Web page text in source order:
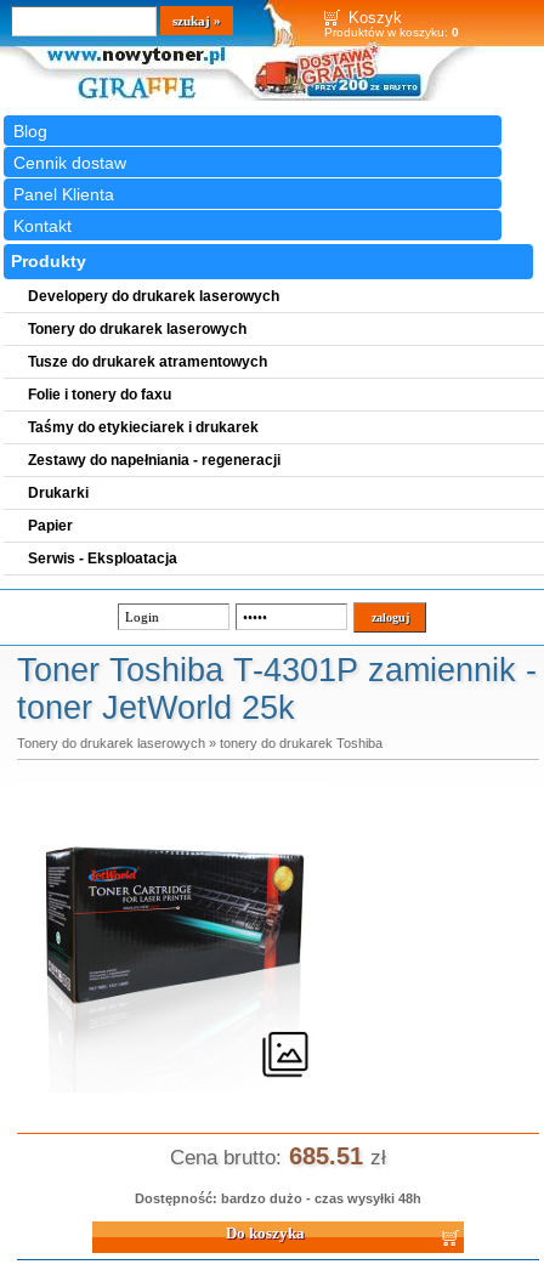
Koszyk
Produktów w koszyku: 0
Blog
Cennik dostaw
Panel Klienta
Kontakt
Wyszukiwarka
szukaj
Produkty
Developery do drukarek laserowych
Tonery do drukarek laserowych
Tusze do drukarek atramentowych
Folie i tonery do faxu
Taśmy do etykieciarek i drukarek
Zestawy do napełniania - regeneracji
Drukarki
Papier
Serwis - Eksploatacja
Toner Toshiba T-4301P zamiennik -
toner JetWorld 25k
Tonery do drukarek laserowych» tonery do drukarek Toshiba
Cena brutto: 685.51 zł
Dostępność: bardzo dużo - czas wysyłki 48h
Do koszyka